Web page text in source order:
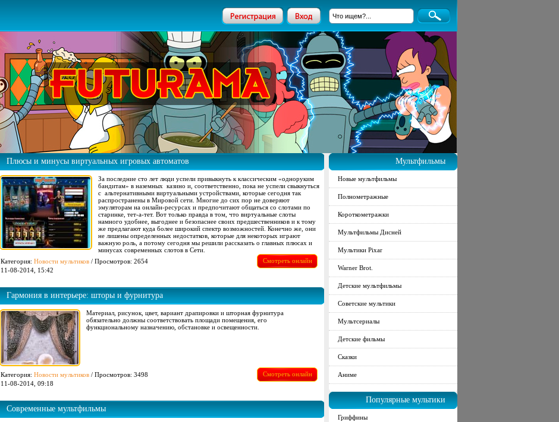
Плюсы и минусы виртуальных игровых автоматов
За последние сто лет люди успели привыкнуть к классическим «одноруким
бандитам» в наземных казино и, соответственно, пока не успели свыкнуться
с альтернативными виртуальными устройствами, которые сегодня так
распространены в Мировой сети. Многие до сих пор не доверяют
эмуляторам на онлайн-ресурсах и предпочитают общаться со слотами по
старинке, тет-а-тет. Вот только правда в том, что виртуальные слоты
намного удобнее, выгоднее и безопаснее своих предшественников и к тому
же предлагают куда более широкий спектр возможностей. Конечно же, они
не лишены определенных недостатков, которые для некоторых играют
важную роль, а потому сегодня мы решили рассказать о главных плюсах и
минусах современных слотов в Сети.
Категория: Новости мультиков / Просмотров: 2654
11-08-2014, 15:42
Смотреть онлайн
Гармония в интерьере: шторы и фурнитура
Материал, рисунок, цвет, вариант драпировки и шторная фурнитура
обязательно должны соответствовать площади помещения, его
функциональному назначению, обстановке и освещенности.
Категория: Новости мультиков / Просмотров: 3498
11-08-2014, 09:18
Смотреть онлайн
Современные мультфильмы
Мультфильмы
Новые мультфильмы
Полнометражные
Короткометражки
Мультфильмы Дисней
Мультики Pixar
Warner Brot.
Детские мультфильмы
Советские мультики
Мультсериалы
Детские фильмы
Сказки
Аниме
Популярные мультики
Гриффины